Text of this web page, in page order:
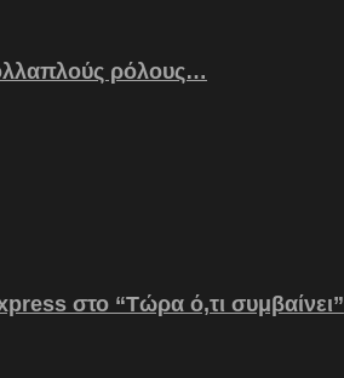
ρόλους…
στο “Τώρα ό,τι συμβαίνει”